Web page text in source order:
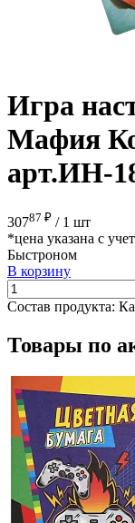
Игра
Мафия
арт.ИН-
30787 ₽ / 1 шт
*цена указана с
Быстроном
В корзину
Состав продукта:
Товары по